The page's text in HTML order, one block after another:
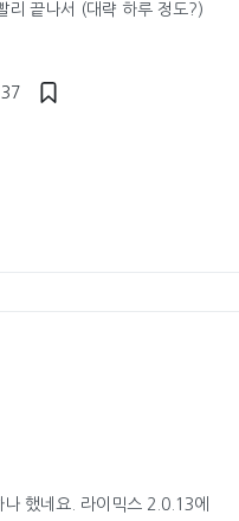
리 끝나서 (대략 하루 정도?)
했네요. 라이믹스 2.0.13에